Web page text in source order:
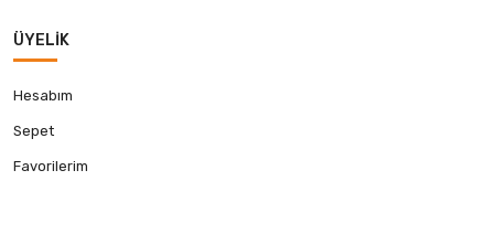
ÜYELIK
Hesabım
Sepet
Favorilerim